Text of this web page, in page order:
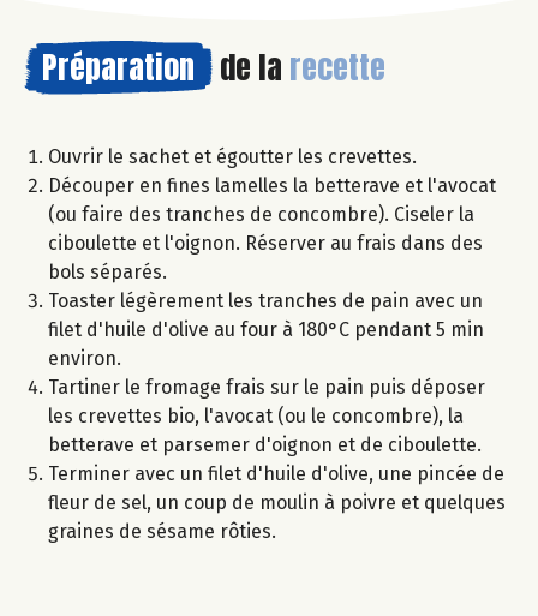
Préparation de la recette
Ouvrir le sachet et égoutter les crevettes.
Découper en fines lamelles la betterave et l'avocat
(ou faire des tranches de concombre). Ciseler la
ciboulette et l'oignon. Réserver au frais dans des
bols séparés.
Toaster légèrement les tranches de pain avec un
filet d'huile d'olive au four à 180°C pendant 5 min
environ.
Tartiner le fromage frais sur le pain puis déposer
les crevettes bio, l'avocat (ou le concombre), la
betterave et parsemer d'oignon et de ciboulette.
Terminer avec un filet d'huile d'olive, une pincée de
fleur de sel, un coup de moulin à poivre et quelques
graines de sésame rôties.